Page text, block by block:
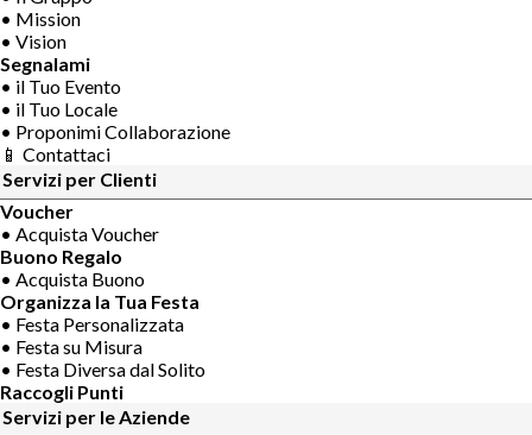
• Mission
• Vision
Segnalami
• il Tuo Evento
• il Tuo Locale
• Proponimi Collaborazione
📱 Contattaci
Servizi per Clienti
Voucher
• Acquista Voucher
Buono Regalo
• Acquista Buono
Organizza la Tua Festa
• Festa Personalizzata
• Festa su Misura
• Festa Diversa dal Solito
Raccogli Punti
Servizi per le Aziende